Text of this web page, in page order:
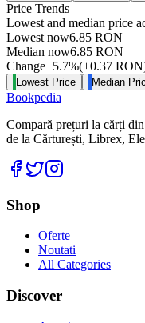
Price Trends
Lowest and median price
Lowest now6.85 RON
Median now6.85 RON
Change+5.7%(+0.37 RON
Lowest Price Median
Bookpedia
Compară prețuri la cărți
de la Cărturești, Librex,
Facebook
Twitter
Shop
Oferte
Noutati
All Categories
Discover